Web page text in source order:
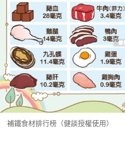
補鐵食材排行榜（健談授權使用）